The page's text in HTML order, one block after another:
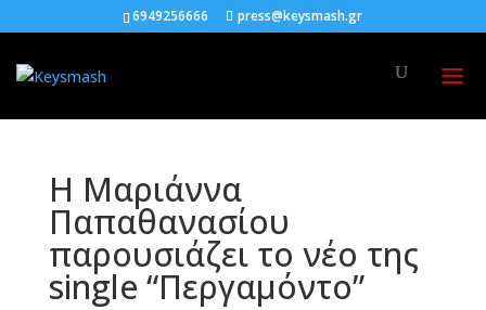
6949256666 press@keysmash.gr
H Μαριάννα
Παπαθανασίου
παρουσιάζει το νέο της
single “Περγαμόντο”